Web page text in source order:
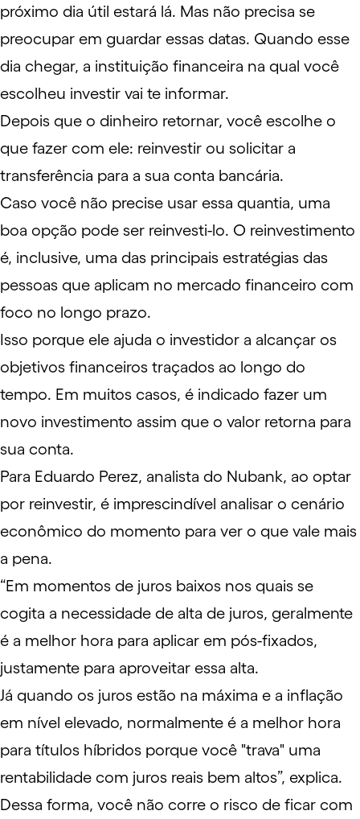
próximo dia útil estará lá. Mas não precisa se
preocupar em guardar essas datas. Quando esse
dia chegar, a instituição financeira na qual você
escolheu investir vai te informar.
Depois que o dinheiro retornar, você escolhe o
que fazer com ele: reinvestir ou solicitar a
transferência para a sua conta bancária.
Caso você não precise usar essa quantia, uma
boa opção pode ser reinvesti-lo. O reinvestimento
é, inclusive, uma das principais estratégias das
pessoas que aplicam no mercado financeiro com
foco no longo prazo.
Isso porque ele ajuda o investidor a alcançar os
objetivos financeiros traçados ao longo do
tempo. Em muitos casos, é indicado fazer um
novo investimento assim que o valor retorna para
sua conta.
Para Eduardo Perez, analista do Nubank, ao optar
por reinvestir, é imprescindível analisar o cenário
econômico do momento para ver o que vale mais
a pena.
“Em momentos de juros baixos nos quais se
cogita a necessidade de alta de juros, geralmente
é a melhor hora para aplicar em pós-fixados,
justamente para aproveitar essa alta.
Já quando os juros estão na máxima e a inflação
em nível elevado, normalmente é a melhor hora
para títulos híbridos porque você "trava" uma
rentabilidade com juros reais bem altos”, explica.
Dessa forma, você não corre o risco de ficar com